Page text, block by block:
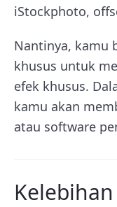
iStockphoto,
Nantinya, kamu
khusus untuk
efek khusus.
kamu akan
atau software